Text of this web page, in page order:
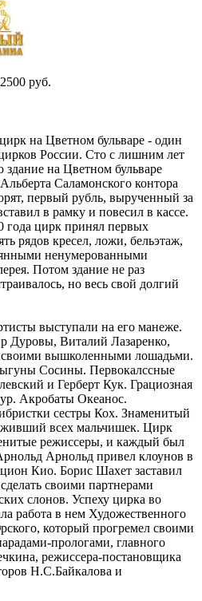
руб.
на Цветном бульваре - один
России. Сто с лишним лет
здание на Цветном бульваре
Саламонского контора
первый рубль, вырученный за
в рамку и повесил в кассе.
года цирк принял первых
рядов кресел, ложи, бельэтаж,
ненумерованными
Потом здание не раз
но весь свой долгий
выступали на его манеже.
Дуровы, Виталий Лазаренко,
вышколенными лошадьми.
Сосины. Первокалссные
и Герберт Кук. Грациозная
Акробаты Океанос.
сестры Кох. Знаменитый
всех мальчишек. Цирк
режиссеры, и каждый был
Арнольд привел клоунов в
Кио. Борис Шахет заставил
своими партнерами
слонов. Успеху цирка во
работа в нем Художественного
который прогремел своими
прологами, главного
режиссера-постановщика
Н.С.Байкалова и